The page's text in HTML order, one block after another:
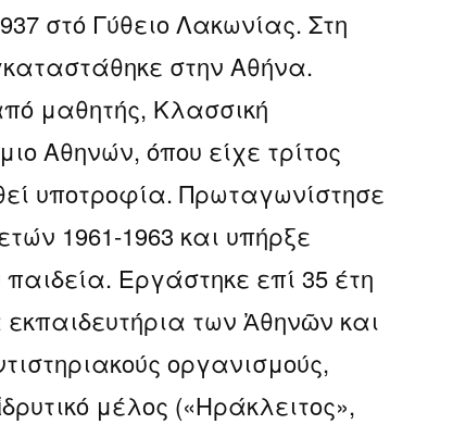
στό Γύθειο Λακωνίας. Στη
στην Αθήνα.
μαθητής, Κλασσική
Αθηνών, όπου είχε τρίτος
υποτροφία. Πρωταγωνίστησε
1961-1963 και υπήρξε
παιδεία. Εργάστηκε επί 35 έτη
των Ἀθηνῶν και
οργανισμούς,
μέλος («Ηράκλειτος»,